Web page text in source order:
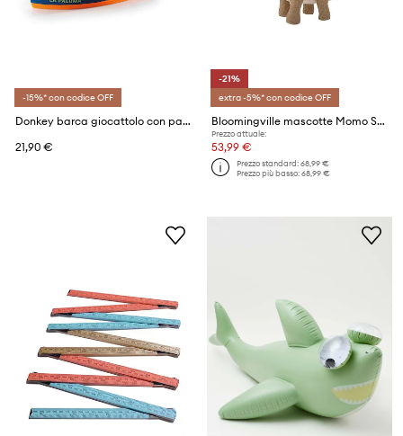
-15%* con codice OFF
Donkey barca giocattolo con palloncino Balloon Puster La Paloma
21,90 €
-21%
extra -5%* con codice OFF
Bloomingville mascotte Momo Soft
Prezzo attuale:
53,99 €
Prezzo standard:68,99 €
Prezzo più basso:68,99 €